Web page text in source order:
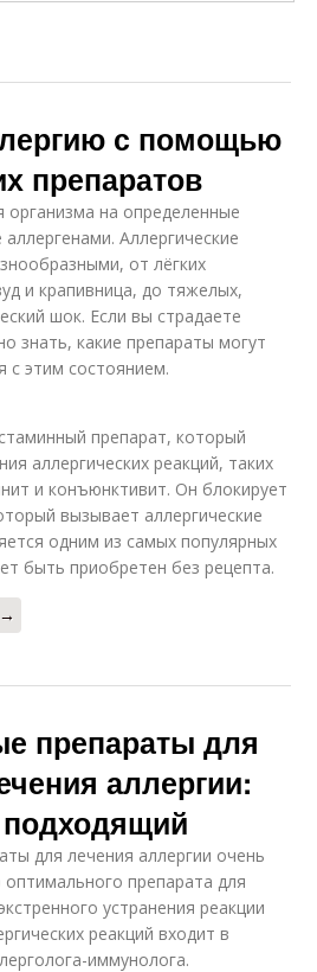
с помощью
препаратов
организма на определенные
Аллергические
от лёгких
и крапивница, до тяжелых,
шок. Если вы страдаете
знать, какие препараты могут
с этим состоянием.
препарат, который
аллергических реакций, таких
и конъюнктивит. Он блокирует
вызывает аллергические
одним из самых популярных
быть приобретен без рецепта.
препараты для
аллергии:
для лечения аллергии очень
препарата для
устранения реакции
реакций входит в
иммунолога.